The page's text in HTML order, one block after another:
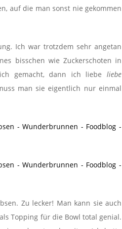
auf die man sonst nie gekommen
Ich war trotzdem sehr angetan
bisschen wie Zuckerschoten in
gemacht, dann ich liebe liebe
man sie eigentlich nur einmal
Zu lecker! Man kann sie auch
Topping für die Bowl total genial.